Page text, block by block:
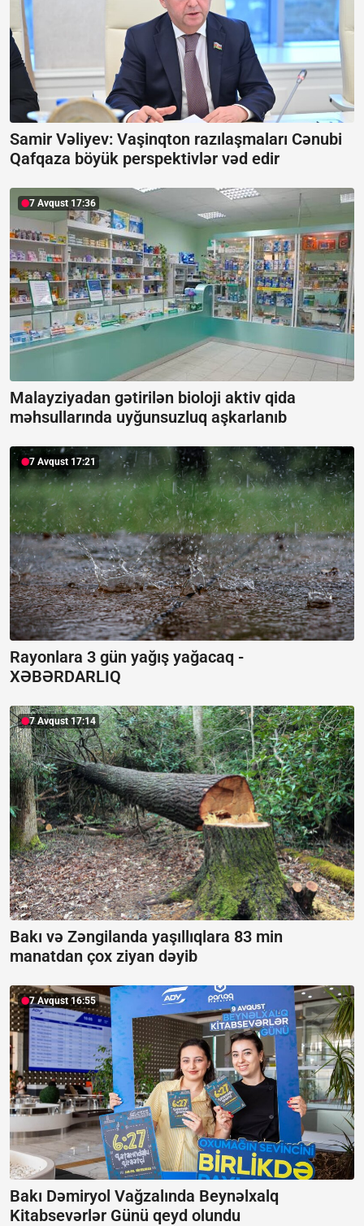
Samir Vəliyev: Vaşinqton razılaşmaları Cənubi
Qafqaza böyük perspektivlər vəd edir
7 Avqust 17:36
Malayziyadan gətirilən bioloji aktiv qida
məhsullarında uyğunsuzluq aşkarlanıb
7 Avqust 17:21
Rayonlara 3 gün yağış yağacaq -
XƏBƏRDARLIQ
7 Avqust 17:14
Bakı və Zəngilanda yaşıllıqlara 83 min
manatdan çox ziyan dəyib
7 Avqust 16:55
Bakı Dəmiryol Vağzalında Beynəlxalq
Kitabsevərlər Günü qeyd olundu